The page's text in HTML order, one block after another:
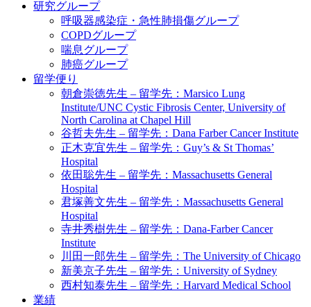
研究グループ
呼吸器感染症・急性肺損傷グループ
COPDグループ
喘息グループ
肺癌グループ
留学便り
朝倉崇徳先生 – 留学先：Marsico Lung
Institute/UNC Cystic Fibrosis Center, University of
North Carolina at Chapel Hill
谷哲夫先生 – 留学先：Dana Farber Cancer Institute
正木克宜先生 – 留学先：Guy’s & St Thomas’
Hospital
依田聡先生 – 留学先：Massachusetts General
Hospital
君塚善文先生 – 留学先：Massachusetts General
Hospital
寺井秀樹先生 – 留学先：Dana-Farber Cancer
Institute
川田一郎先生 – 留学先：The University of Chicago
新美京子先生 – 留学先：University of Sydney
西村知泰先生 – 留学先：Harvard Medical School
業績